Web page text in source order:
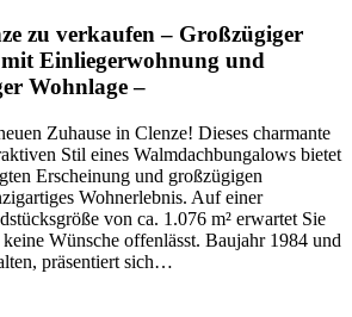
zu verkaufen – Großzügiger
Einliegerwohnung und
Wohnlage –
Zuhause in Clenze! Dieses charmante
Stil eines Walmdachbungalows bietet
Erscheinung und großzügigen
Wohnerlebnis. Auf einer
von ca. 1.076 m² erwartet Sie
Wünsche offenlässt. Baujahr 1984 und
präsentiert sich…